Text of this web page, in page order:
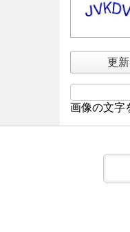
更新
画像の文字